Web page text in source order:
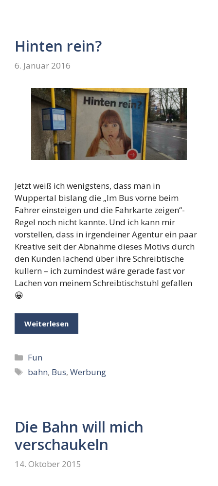
Hinten rein?
6. Januar 2016
Jetzt weiß ich wenigstens, dass man in
Wuppertal bislang die „Im Bus vorne beim
Fahrer einsteigen und die Fahrkarte zeigen“-
Regel noch nicht kannte. Und ich kann mir
vorstellen, dass in irgendeiner Agentur ein paar
Kreative seit der Abnahme dieses Motivs durch
den Kunden lachend über ihre Schreibtische
kullern – ich zumindest wäre gerade fast vor
Lachen von meinem Schreibtischstuhl gefallen
😀
Weiterlesen
Kategorien
Fun
Schlagwörter
bahn, Bus,Werbung
Die Bahn will mich
verschaukeln
14. Oktober 2015